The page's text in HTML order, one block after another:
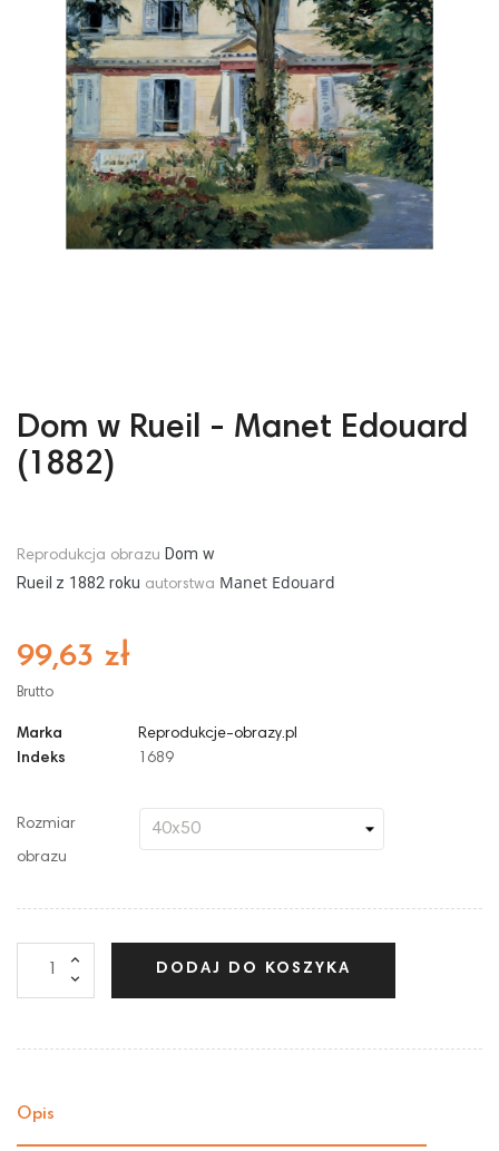
Dom w Rueil - Manet Edouard
(1882)
Reprodukcja obrazu Dom w
Rueil z 1882 roku autorstwa Manet Edouard
99,63 zł
Brutto
Marka
Reprodukcje-obrazy.pl
Indeks
1689
Rozmiar
obrazu
DODAJ DO KOSZYKA
Opis